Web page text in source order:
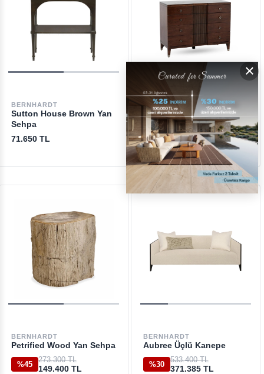
BERNHARDT
Sutton House Brown Yan
Sehpa
71.650 TL
BERNHARDT
Haven Brown Çekmeceli
Şifonyer
614.350 TL
BERNHARDT
Petrified Wood Yan Sehpa
%45
273.300 TL
149.400 TL
BERNHARDT
Aubree Üçlü Kanepe
%30
533.400 TL
371.385 TL
×